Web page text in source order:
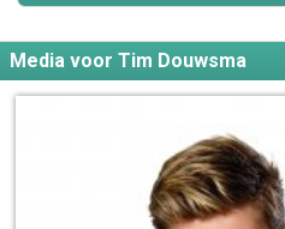
Media voor Tim Douwsma